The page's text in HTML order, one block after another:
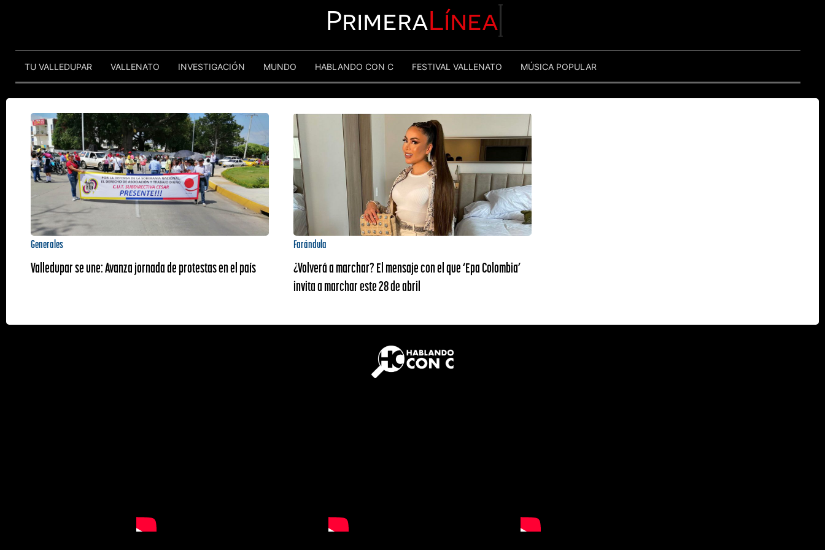
PrimeraLínea
TU VALLEDUPAR VALLENATO INVESTIGACIÓN MUNDO HABLANDO CON C FESTIVAL VALLENATO MÚSICA POPULAR
Generales
Valledupar se une: Avanza jornada de protestas en el país
Farándula
¿Volverá a marchar? El mensaje con el que ‘Epa Colombia’
invita a marchar este 28 de abril